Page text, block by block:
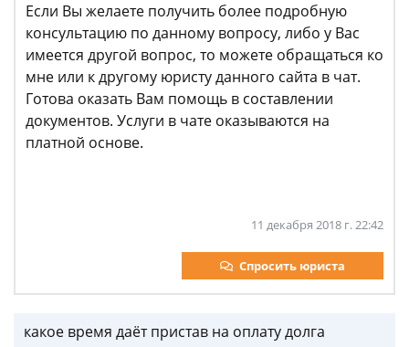
Если Вы желаете получить более подробную
консультацию по данному вопросу, либо у Вас
имеется другой вопрос, то можете обращаться ко
мне или к другому юристу данного сайта в чат.
Готова оказать Вам помощь в составлении
документов. Услуги в чате оказываются на
платной основе.
11 декабря 2018 г. 22:42
Спросить юриста
какое время даёт пристав на оплату долга